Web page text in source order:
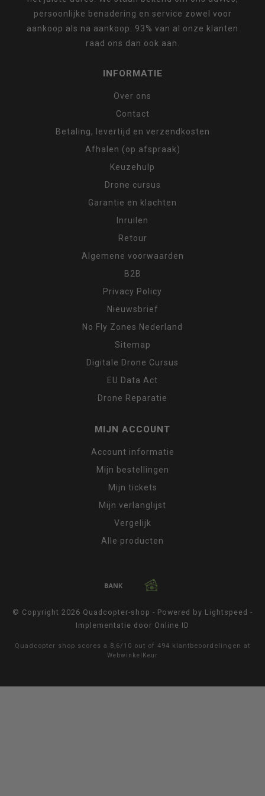
persoonlijke benadering en service zowel voor
aankoop als na aankoop. 93% van al onze klanten
raad ons dan ook aan.
INFORMATIE
Over ons
Contact
Betaling, levertijd en verzendkosten
Afhalen (op afspraak)
Keuzehulp
Drone cursus
Garantie en klachten
Inruilen
Retour
Algemene voorwaarden
B2B
Privacy Policy
Nieuwsbrief
No Fly Zones Nederland
Sitemap
Digitale Drone Cursus
EU Data Act
Drone Reparatie
MIJN ACCOUNT
Account informatie
Mijn bestellingen
Mijn tickets
Mijn verlanglijst
Vergelijk
Alle producten
© Copyright 2026 Quadcopter-shop - Powered by Lightspeed -
Implementatie door Online ID
Quadcopter shop scores a 8,6/ 10 out of 494 klantbeoordelingen at
WebwinkelKeur